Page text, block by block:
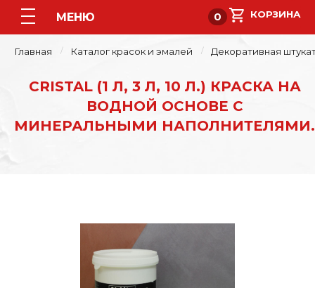
МЕНЮ 0
Главная Каталог красок и эмалей Декоративная
CRISTAL (1 Л, 3 Л, 10 Л.) КРАСКА НА
ВОДНОЙ ОСНОВЕ С
МИНЕРАЛЬНЫМИ НАПОЛНИТЕЛЯМИ.